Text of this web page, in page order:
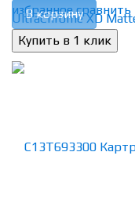
избранное сравнить
В корзину